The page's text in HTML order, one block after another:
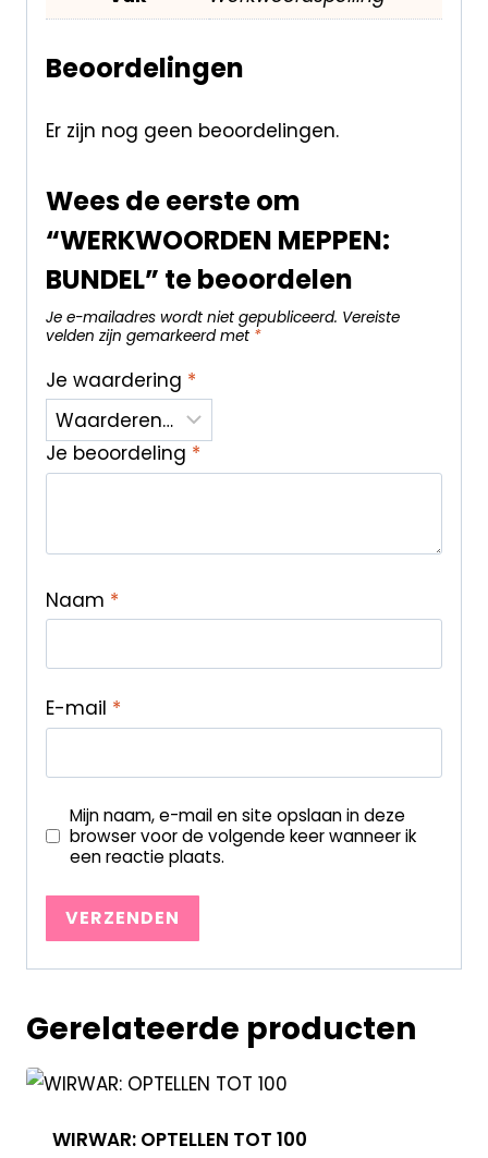
Beoordelingen
Er zijn nog geen beoordelingen.
Wees de eerste om
“WERKWOORDEN MEPPEN:
BUNDEL” te beoordelen
Je e-mailadres wordt niet gepubliceerd. Vereiste
velden zijn gemarkeerd met *
Je waardering *
Je beoordeling *
Naam *
E-mail *
Mijn naam, e-mail en site opslaan in deze
browser voor de volgende keer wanneer ik
een reactie plaats.
Gerelateerde producten
WIRWAR: OPTELLEN TOT 100